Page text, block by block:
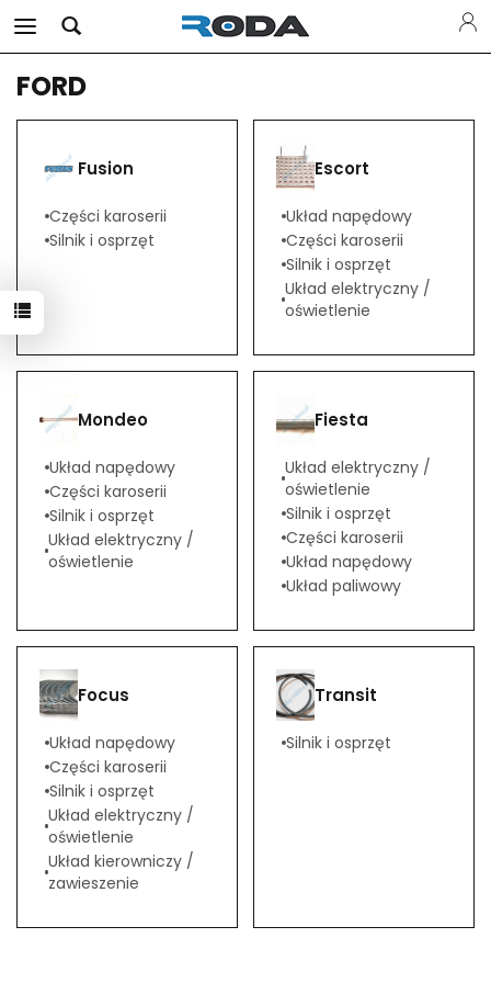
FORD
Fusion
Części karoserii
Silnik i osprzęt
Escort
Układ napędowy
Części karoserii
Silnik i osprzęt
Układ elektryczny /
oświetlenie
Mondeo
Układ napędowy
Części karoserii
Silnik i osprzęt
Układ elektryczny /
oświetlenie
Fiesta
Układ elektryczny /
oświetlenie
Silnik i osprzęt
Części karoserii
Układ napędowy
Układ paliwowy
Focus
Układ napędowy
Części karoserii
Silnik i osprzęt
Układ elektryczny /
oświetlenie
Układ kierowniczy /
zawieszenie
Transit
Silnik i osprzęt